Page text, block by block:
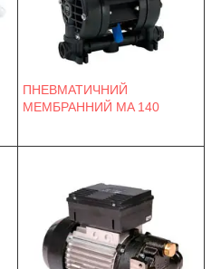
ПНЕВМАТИЧНИЙ
МЕМБРАННИЙ MA 140